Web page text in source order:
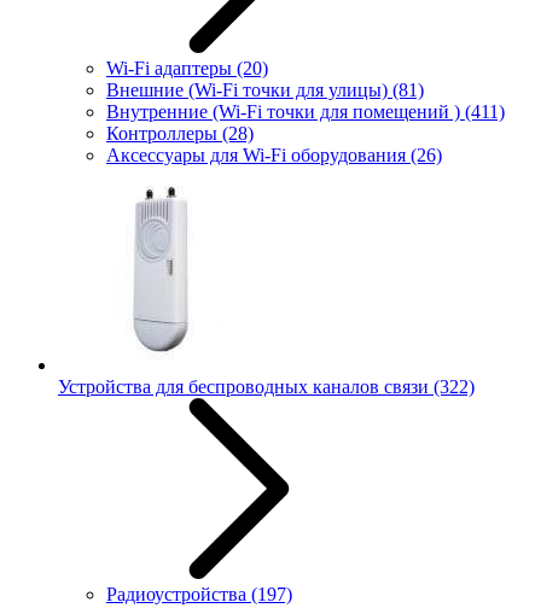
Wi-Fi адаптеры (20)
Внешние (Wi-Fi точки для улицы) (81)
Внутренние (Wi-Fi точки для помещений ) (411)
Контроллеры (28)
Аксессуары для Wi-Fi оборудования (26)
Устройства для беспроводных каналов связи (322)
Радиоустройства (197)